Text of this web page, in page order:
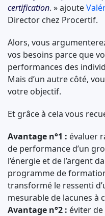
certification. » ajoute
Director chez Procertif.
Alors, vous
vos besoins parce que
performances des
Mais d’un autre côté,
votre objectif.
Et grâce à cela vous
Avantage n°1 : évaluer
de performance d’un
l’énergie et de l’argent
programme de
transformé le ressenti
mesurable de lacunes à
Avantage n°2 : éviter